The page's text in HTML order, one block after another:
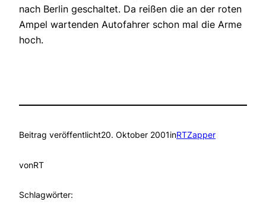
nach Berlin geschaltet. Da reißen die an der roten
Ampel wartenden Autofahrer schon mal die Arme
hoch.
Beitrag veröffentlicht20. Oktober 2001inRTZapper
vonRT
Schlagwörter: